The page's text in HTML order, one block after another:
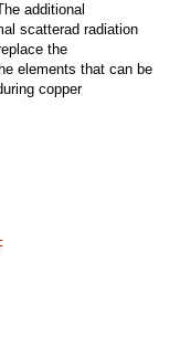
additional
scatterad radiation
the
elements that can be
copper